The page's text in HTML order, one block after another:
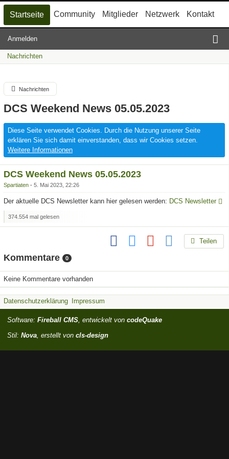
Startseite Community Mitglieder Netzwerk Kontakt
Anmelden
Nachrichten
Nachrichten
DCS Weekend News 05.05.2023
Diese Seite verwendet Cookies. Durch die Nutzung unserer Seite
erklären Sie sich damit einverstanden, dass wir Cookies setzen.
Weitere Informationen
DCS Weekend News 05.05.2023
Spartiaten 5. Mai 2023, 22:26
Der aktuelle DCS Newsletter kann hier gelesen werden: DCS Newsletter
374.554 mal gelesen
Teilen
Kommentare 0
Keine Kommentare vorhanden
Datenschutzerklärung Impressum
Software: Fireball CMS, entwickelt von codeQuake
Stil: Nova, erstellt von cls-design